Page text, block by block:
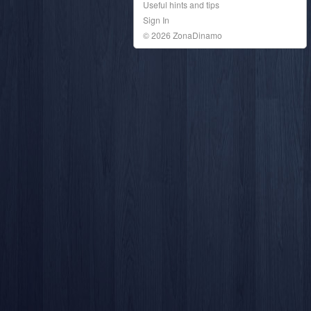
Useful hints and tips
Sign In
© 2026 ZonaDinamo